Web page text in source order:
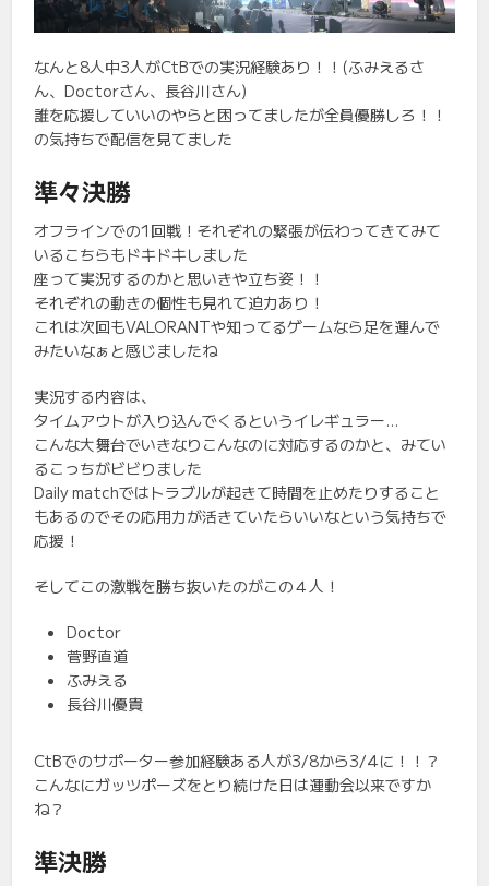
なんと8人中3人がCtBでの実況経験あり！！(ふみえるさ
ん、Doctorさん、長谷川さん)
誰を応援していいのやらと困ってましたが全員優勝しろ！！
の気持ちで配信を見てました
準々決勝
オフラインでの1回戦！それぞれの緊張が伝わってきてみて
いるこちらもドキドキしました
座って実況するのかと思いきや立ち姿！！
それぞれの動きの個性も見れて迫力あり！
これは次回もVALORANTや知ってるゲームなら足を運んで
みたいなぁと感じましたね
実況する内容は、
タイムアウトが入り込んでくるというイレギュラー…
こんな大舞台でいきなりこんなのに対応するのかと、みてい
るこっちがビビりました
Daily matchではトラブルが起きて時間を止めたりすること
もあるのでその応用力が活きていたらいいなという気持ちで
応援！
そしてこの激戦を勝ち抜いたのがこの４人！
Doctor
菅野直道
ふみえる
長谷川優貴
CtBでのサポーター参加経験ある人が3/8から3/4に！！？
こんなにガッツポーズをとり続けた日は運動会以来ですか
ね？
準決勝